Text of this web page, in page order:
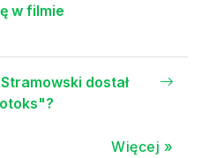
w filmie
dostał
Więcej »